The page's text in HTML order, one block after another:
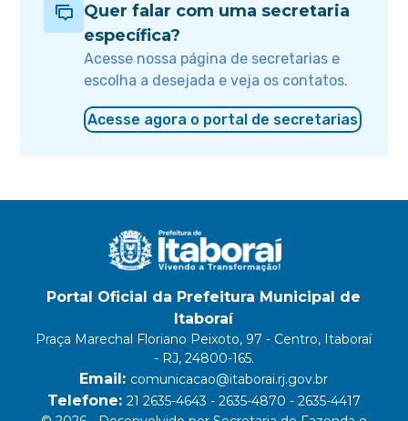
Quer falar com uma secretaria
específica?
Acesse nossa página de secretarias e
escolha a desejada e veja os contatos.
Acesse agora o portal de secretarias
Portal Oficial da Prefeitura Municipal de
Itaboraí
Praça Marechal Floriano Peixoto, 97 - Centro, Itaboraí
- RJ, 24800-165.
Email: comunicacao@itaborai.rj.gov.br
Telefone: 21 2635-4643 - 2635-4870 - 2635-4417